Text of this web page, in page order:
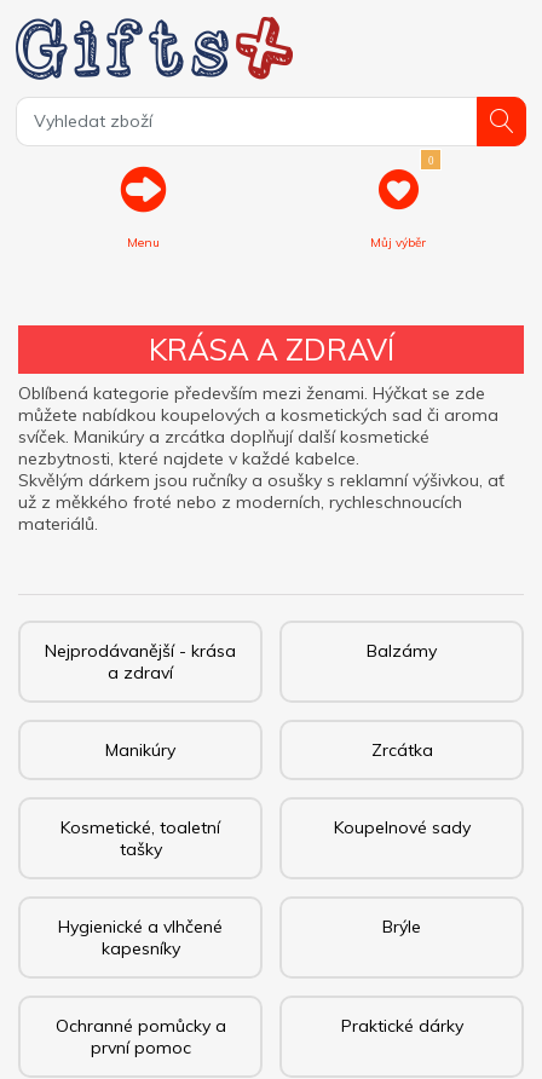
Menu
0
Můj výběr
KRÁSA A ZDRAVÍ
Oblíbená kategorie především mezi ženami. Hýčkat se zde
můžete nabídkou koupelových a kosmetických sad či aroma
svíček. Manikúry a zrcátka doplňují další kosmetické
nezbytnosti, které najdete v každé kabelce.
Skvělým dárkem jsou ručníky a osušky s reklamní výšivkou, ať
už z měkkého froté nebo z moderních, rychleschnoucích
materiálů.
Nejprodávanější - krása
a zdraví
Balzámy
Manikúry Zrcátka
Kosmetické, toaletní
tašky
Koupelnové sady
Hygienické a vlhčené
kapesníky
Brýle
Ochranné pomůcky a
první pomoc
Praktické dárky